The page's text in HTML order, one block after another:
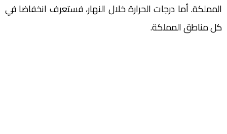
المملكة. أما درجات الحرارة خلال النهار، فستعرف انخفاضا في
كل مناطق المملكة.